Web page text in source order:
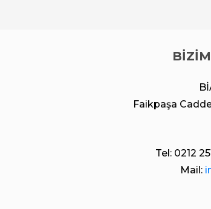
Faikpaşa
Tel: 0212
Mail: